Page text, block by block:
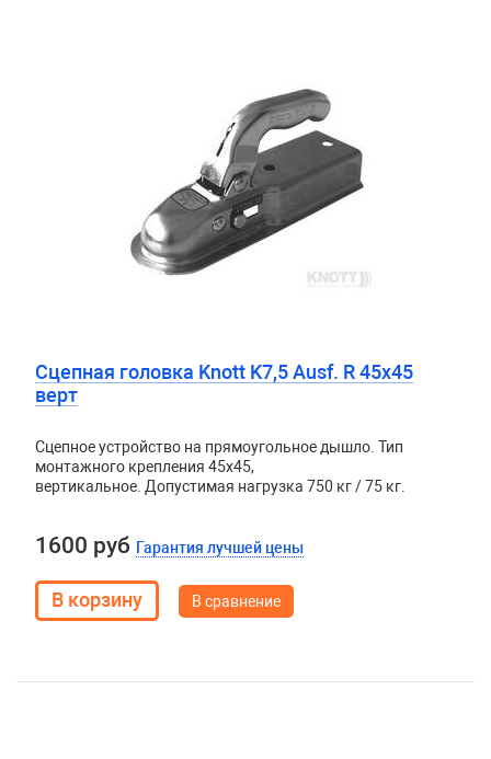
Сцепная головка Knott K7,5 Ausf. R 45х45
верт
Сцепное устройство на прямоугольное дышло. Тип
монтажного крепления 45x45,
вертикальное. Допустимая нагрузка 750 кг / 75 кг.
1600 руб Гарантия лучшей цены
В сравнение